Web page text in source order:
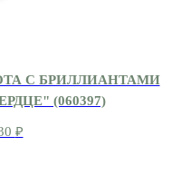
С БРИЛЛИАНТАМИ
(060397)
₽